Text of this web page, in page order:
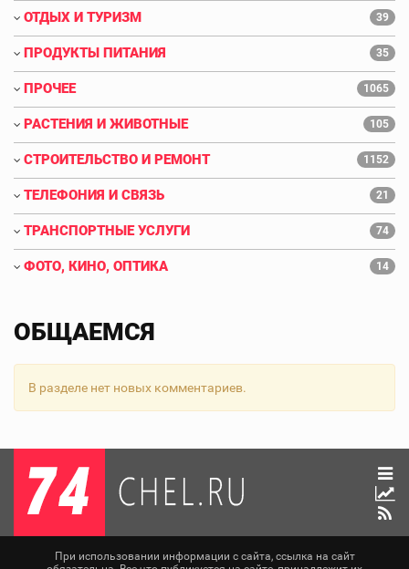
ОТДЫХ И ТУРИЗМ 39
ПРОДУКТЫ ПИТАНИЯ 35
ПРОЧЕЕ 1065
РАСТЕНИЯ И ЖИВОТНЫЕ 105
СТРОИТЕЛЬСТВО И РЕМОНТ 1152
ТЕЛЕФОНИЯ И СВЯЗЬ 21
ТРАНСПОРТНЫЕ УСЛУГИ 74
ФОТО, КИНО, ОПТИКА 14
ОБЩАЕМСЯ
В разделе нет новых комментариев.
При использовании информации с сайта, ссылка на сайт